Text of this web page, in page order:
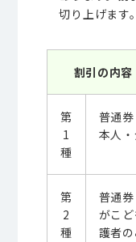
切り上げます。
割引の内容
第
1
種
普通
本人
第
2
種
普通
がこ
護者